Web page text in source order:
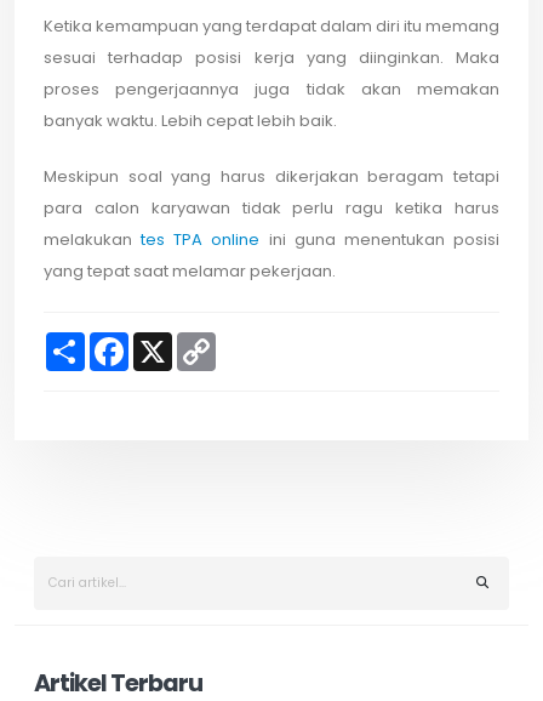
Ketika kemampuan yang terdapat dalam diri itu memang
sesuai terhadap posisi kerja yang diinginkan. Maka
proses pengerjaannya juga tidak akan memakan
banyak waktu. Lebih cepat lebih baik.
Meskipun soal yang harus dikerjakan beragam tetapi
para calon karyawan tidak perlu ragu ketika harus
melakukantes TPA online ini guna menentukan posisi
yang tepat saat melamar pekerjaan.
S
F
X
Artikel Terbaru